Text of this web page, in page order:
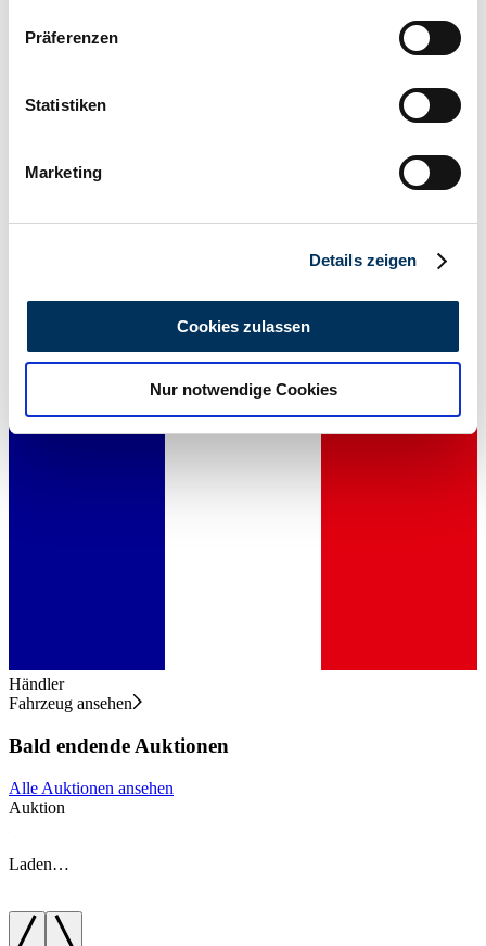
Informationen über Ihre geografische Lage
können
bestimmten Merkmalen (Fingerprinting) identifizieren
Erfahren Sie mehr darüber, wie Ihre persönlichen Daten
analysieren. Außerdem geben wir Informationen zu Ihrer
Verwendung unserer Website an unsere Partner für
soziale Medien, Werbung und Analysen weiter. Unsere
Präferenzen
Statistiken
Marketing
Details zeigen
Cookies zulassen
Nur notwendige Cookies
Händler
Händler
Fahrzeug ansehen
Bald endende Auktionen
Alle Auktionen ansehen
Auktion
Laden…